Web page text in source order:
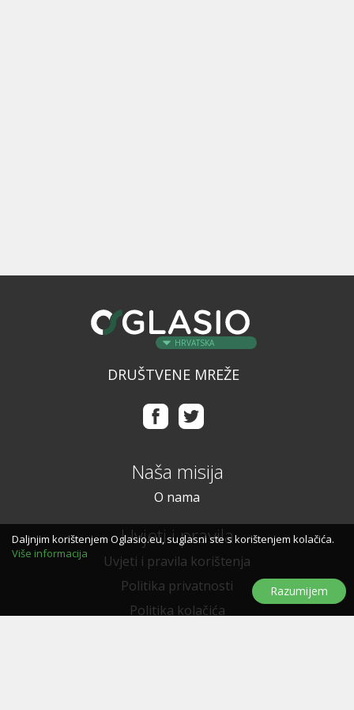
HRVATSKA
DRUŠTVENE MREŽE
Naša misija
O nama
Uvjeti i pravila
Uvjeti i pravila korištenja
Politika privatnosti
Politika kolačića
Daljnjim korištenjem Oglasio.eu, suglasni ste s korištenjem kolačića.
Više informacija
Razumijem